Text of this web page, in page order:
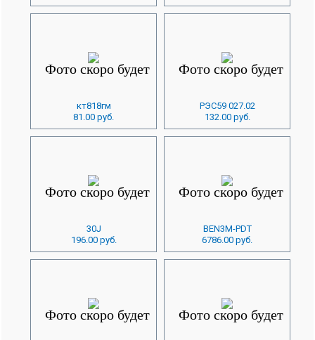
кт818гм
81.00 руб.
РЭС59 027.02
132.00 руб.
30J
196.00 руб.
BEN3M-PDT
6786.00 руб.